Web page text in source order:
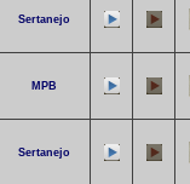
Sertanejo
MPB
Sertanejo